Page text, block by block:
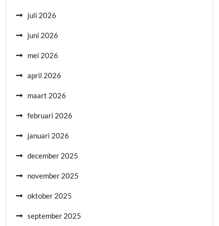
juli 2026
juni 2026
mei 2026
april 2026
maart 2026
februari 2026
januari 2026
december 2025
november 2025
oktober 2025
september 2025